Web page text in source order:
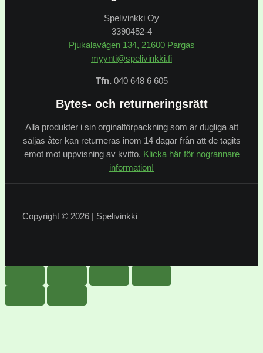
Spelivinkki Oy
3390452-4
Pjukalavägen 134, 21600 Pargas
myynti@spelivinkki.fi
Tfn. 040 648 6 605
Bytes- och returneringsrätt
Alla produkter i sin orginalförpackning som är dugliga att
säljas åter kan returneras inom 14 dagar från att de tagits
emot mot uppvisning av kvitto. Klicka här för nogrannare
information!
Copyright © 2026 | Spelivinkki